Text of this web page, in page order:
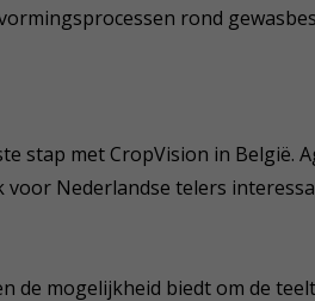
rond
stap met CropVision in België.
voor Nederlandse telers
de mogelijkheid biedt om de